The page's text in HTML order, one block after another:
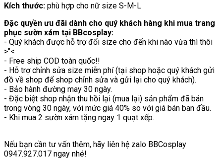
Kích thước: phù hợp cho nữ size S-M-L
Đặc quyền ưu đãi dành cho quý khách hàng khi mua trang
phục sườn xám tại BBcosplay:
- Quý khách được hỗ trợ đổi size cho đến khi nào vừa thì thôi
>"<
- Free ship COD toàn quốc!!
- Hỗ trợ chỉnh sửa size miễn phí (tại shop hoặc quý khách gửi
đồ về shop để shop chỉnh sửa và gửi lại cho quý khách).
- Bảo hành đường may 30 ngày.
- Đặc biệt shop nhận thu hồi lại (mua lại) sản phẩm đã bán
trong vòng 30 ngày, với mức giá 40% so với giá bán ban đầu.
- Khi mua 2 sườn xám tặng ngay 1 quạt xếp.
Nếu bạn cần tư vấn thêm, hãy liên hệ zalo BBCosplay
0947.927.017 ngay nhé!